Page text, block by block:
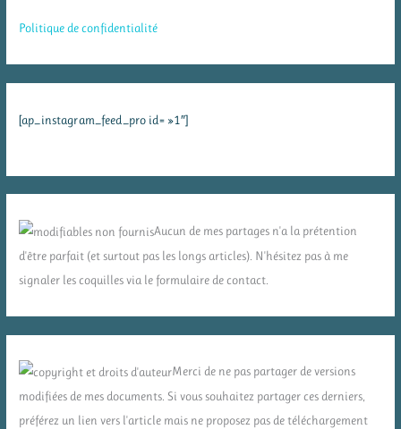
Politique de confidentialité
[ap_instagram_feed_pro id= »1″]
Aucun de mes partages n'a la prétention
d'être parfait (et surtout pas les longs articles). N'hésitez pas à me
signaler les coquilles via le formulaire de contact.
Merci de ne pas partager de versions
modifiées de mes documents. Si vous souhaitez partager ces derniers,
préférez un lien vers l'article mais ne proposez pas de téléchargement